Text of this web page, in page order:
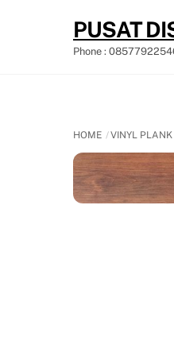
PUSAT
Phone :
HOME VINYL